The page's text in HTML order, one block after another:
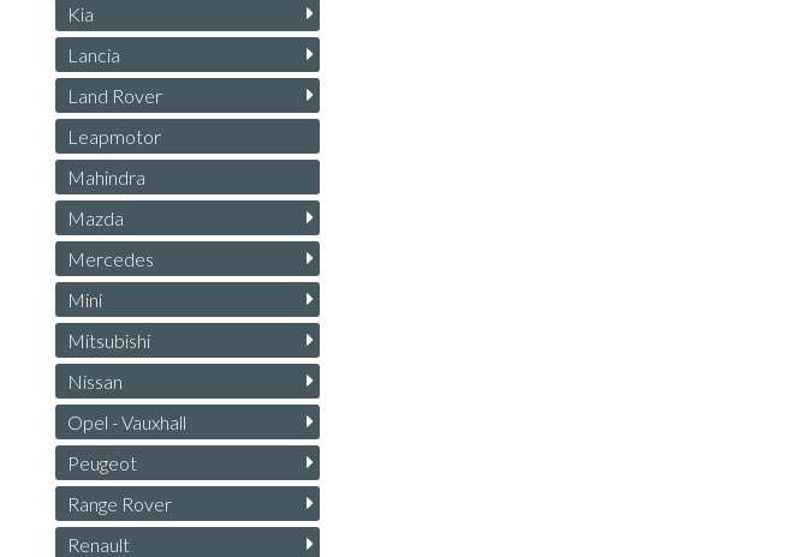
Kia
Lancia
Land Rover
Leapmotor
Mahindra
Mazda
Mercedes
Mini
Mitsubishi
Nissan
Opel - Vauxhall
Peugeot
Range Rover
Renault